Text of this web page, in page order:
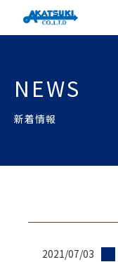
NEWS
新着情報
2021/07/03